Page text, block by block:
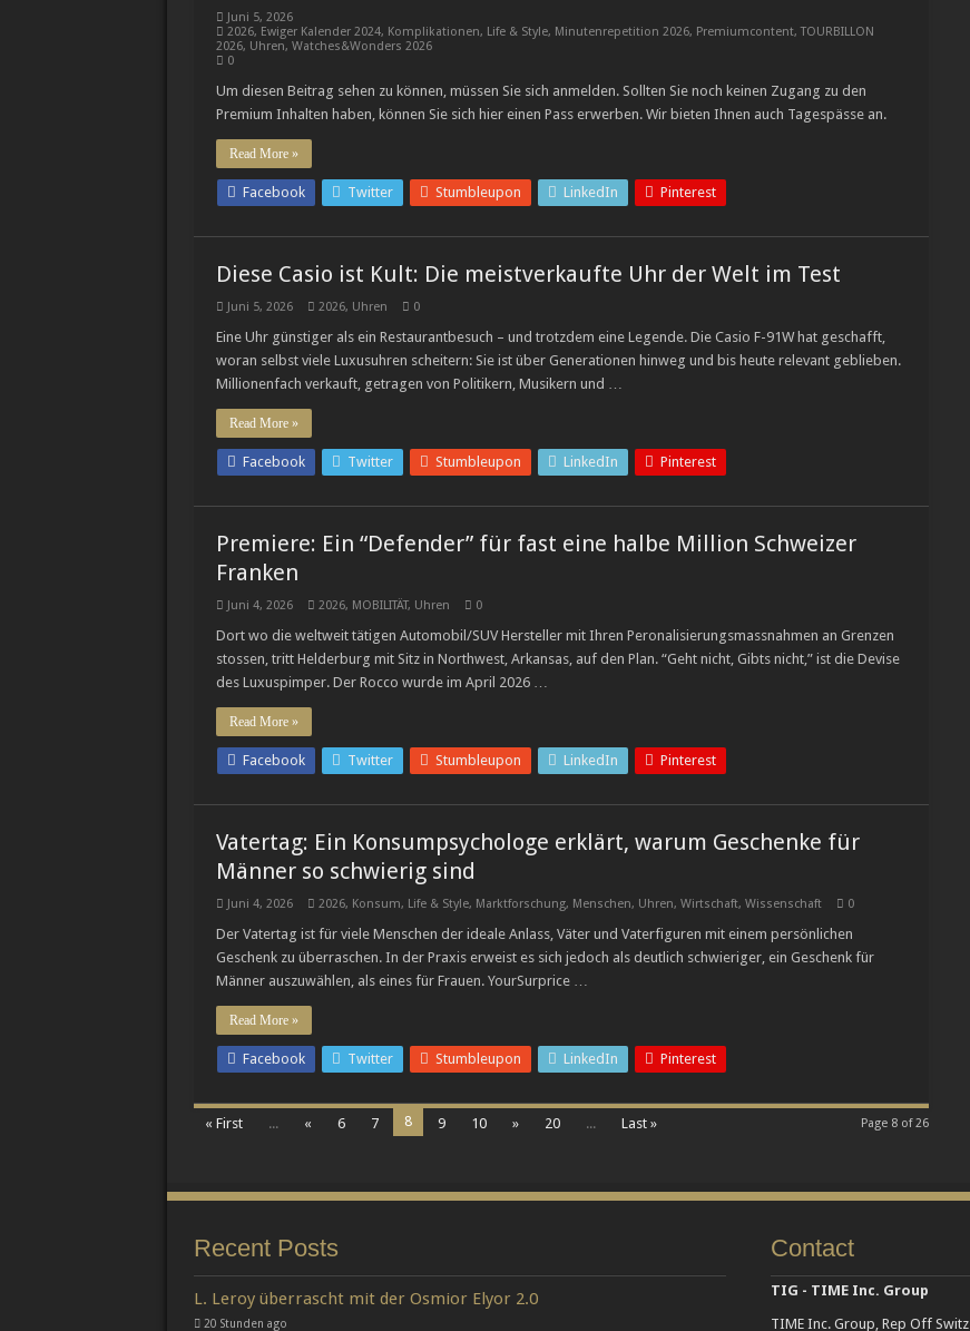
Juni 5, 2026
2026, Ewiger Kalender 2024, Komplikationen, Life & Style, Minutenrepetition 2026, Premiumcontent,TOURBILLON
2026, Uhren, Watches&Wonders 2026
0
Um diesen Beitrag sehen zu können, müssen Sie sich anmelden. Sollten Sie noch keinen Zugang zu den
Premium Inhalten haben, können Sie sich hier einen Pass erwerben. Wir bieten Ihnen auch Tagespässe an.
Read More »
Facebook Twitter Stumbleupon LinkedIn Pinterest
Diese Casio ist Kult: Die meistverkaufte Uhr der Welt im Test
Juni 5, 2026 2026, Uhren 0
Eine Uhr günstiger als ein Restaurantbesuch – und trotzdem eine Legende. Die Casio F-91W hat geschafft,
woran selbst viele Luxusuhren scheitern: Sie ist über Generationen hinweg und bis heute relevant geblieben.
Millionenfach verkauft, getragen von Politikern, Musikern und …
Read More »
Facebook Twitter Stumbleupon LinkedIn Pinterest
Premiere: Ein “Defender” für fast eine halbe Million Schweizer
Franken
Juni 4, 2026 2026, MOBILITÄT, Uhren 0
Dort wo die weltweit tätigen Automobil/SUV Hersteller mit Ihren Peronalisierungsmassnahmen an Grenzen
stossen, tritt Helderburg mit Sitz in Northwest, Arkansas, auf den Plan. “Geht nicht, Gibts nicht,” ist die Devise
des Luxuspimper. Der Rocco wurde im April 2026 …
Read More »
Facebook Twitter Stumbleupon LinkedIn Pinterest
Vatertag: Ein Konsumpsychologe erklärt, warum Geschenke für
Männer so schwierig sind
Juni 4, 2026 2026, Konsum, Life & Style, Marktforschung, Menschen, Uhren, Wirtschaft, Wissenschaft 0
Der Vatertag ist für viele Menschen der ideale Anlass, Väter und Vaterfiguren mit einem persönlichen
Geschenk zu überraschen. In der Praxis erweist es sich jedoch als deutlich schwieriger, ein Geschenk für
Männer auszuwählen, als eines für Frauen. YourSurprice …
Read More »
Facebook Twitter Stumbleupon LinkedIn Pinterest
Page 8 of 26
« First ... « 6 7 8 9 10 » 20 ... Last »
Recent Posts
L. Leroy überrascht mit der Osmior Elyor 2.0
20 Stunden ago
Contact
TIG - TIME Inc. Group
TIME Inc. Group, Rep Off Switz